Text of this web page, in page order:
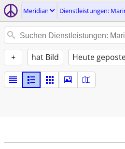
Meridian Dienstleistungen:
+ hat Bild Heute